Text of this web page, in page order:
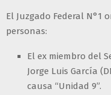
El Juzgado Federal N°1
personas:
El ex miembro del
Jorge Luis García
causa “Unidad 9”.